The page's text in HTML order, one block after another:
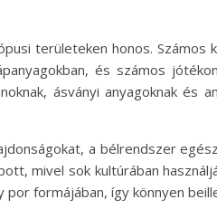
területeken honos. Számos
és számos
ásványi anyagoknak és
a bélrendszer
mivel sok kultúrában
formájában, így könnyen